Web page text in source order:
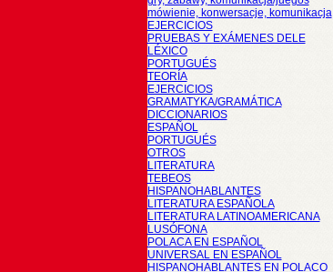
mówienie, konwersacje, komunikacja
EJERCICIOS
PRUEBAS Y EXÁMENES DELE
LÉXICO
PORTUGUÉS
TEORÍA
EJERCICIOS
GRAMATYKA/GRAMÁTICA
DICCIONARIOS
ESPAÑOL
PORTUGUÉS
OTROS
LITERATURA
TEBEOS
HISPANOHABLANTES
LITERATURA ESPAÑOLA
LITERATURA LATINOAMERICANA
LUSÓFONA
POLACA EN ESPAÑOL
UNIVERSAL EN ESPAÑOL
HISPANOHABLANTES EN POLACO